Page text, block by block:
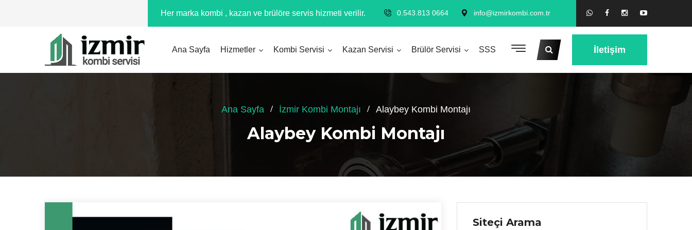
Her marka kombi , kazan ve brülöre servis hizmeti verilir. 0.543.813 0664 info@izmirkombi.com.tr
Ana Sayfa Hizmetler Kombi Servisi Kazan Servisi Brülör Servisi SSS İletişim
Ana Sayfa İzmir Kombi Montajı Alaybey Kombi Montajı
Alaybey Kombi Montajı
Siteçi Arama